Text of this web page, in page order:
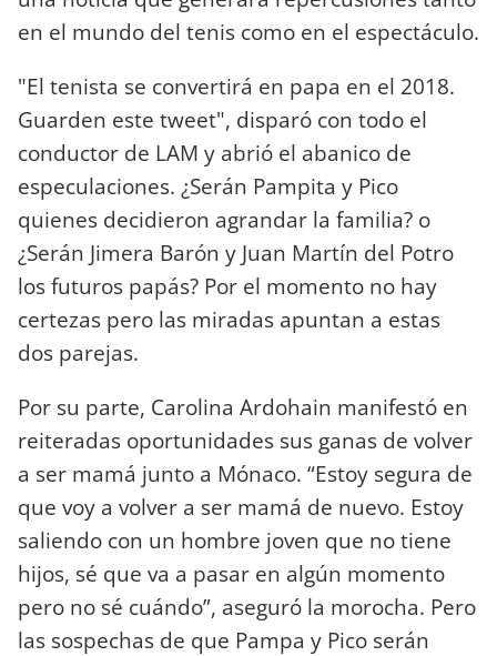
en el mundo del tenis como en el espectáculo.
"El tenista se convertirá en papa en el 2018.
Guarden este tweet", disparó con todo el
conductor de LAM y abrió el abanico de
especulaciones. ¿Serán Pampita y Pico
quienes decidieron agrandar la familia? o
¿Serán Jimera Barón y Juan Martín del Potro
los futuros papás? Por el momento no hay
certezas pero las miradas apuntan a estas
dos parejas.
Por su parte, Carolina Ardohain manifestó en
reiteradas oportunidades sus ganas de volver
a ser mamá junto a Mónaco. “Estoy segura de
que voy a volver a ser mamá de nuevo. Estoy
saliendo con un hombre joven que no tiene
hijos, sé que va a pasar en algún momento
pero no sé cuándo”, aseguró la morocha. Pero
las sospechas de que Pampa y Pico serán